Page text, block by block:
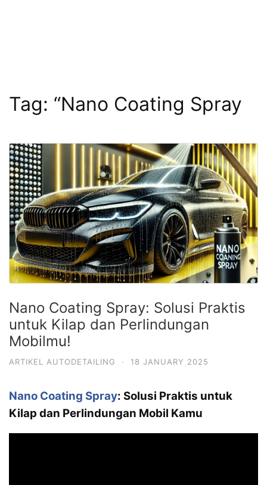
Tag: “Nano Coating Spray
Nano Coating Spray: Solusi Praktis
untuk Kilap dan Perlindungan
Mobilmu!
ARTIKEL AUTODETAILING · 18 JANUARY 2025
Nano Coating Spray: Solusi Praktis untuk
Kilap dan Perlindungan Mobil Kamu